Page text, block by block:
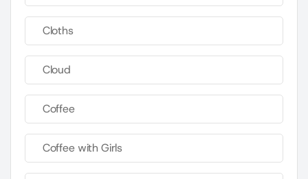
Cloths
Cloud
Coffee
Coffee with Girls